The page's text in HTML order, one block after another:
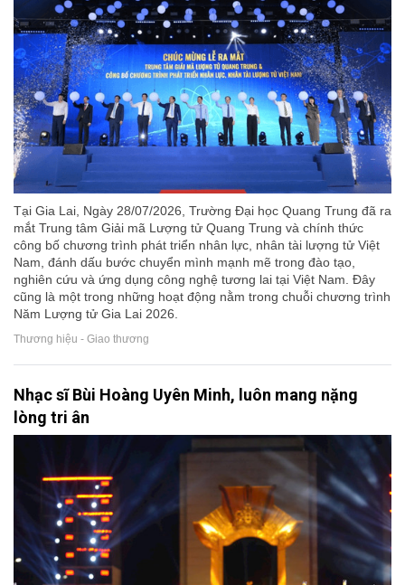
Tại Gia Lai, Ngày 28/07/2026, Trường Đại học Quang Trung đã ra
mắt Trung tâm Giải mã Lượng tử Quang Trung và chính thức
công bố chương trình phát triển nhân lực, nhân tài lượng tử Việt
Nam, đánh dấu bước chuyển mình mạnh mẽ trong đào tạo,
nghiên cứu và ứng dụng công nghệ tương lai tại Việt Nam. Đây
cũng là một trong những hoạt động nằm trong chuỗi chương trình
Năm Lượng tử Gia Lai 2026.
Thương hiệu - Giao thương
Nhạc sĩ Bùi Hoàng Uyên Minh, luôn mang nặng
lòng tri ân